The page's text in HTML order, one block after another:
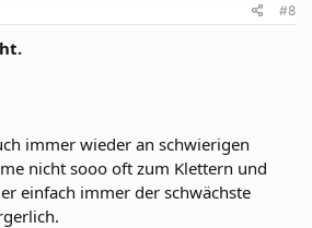
#8
immer wieder an schwierigen
nicht sooo oft zum Klettern und
einfach immer der schwächste